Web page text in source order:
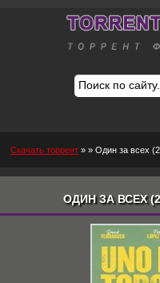
Скачать торрент » » Один за всех
ОДИН ЗА ВСЕХ